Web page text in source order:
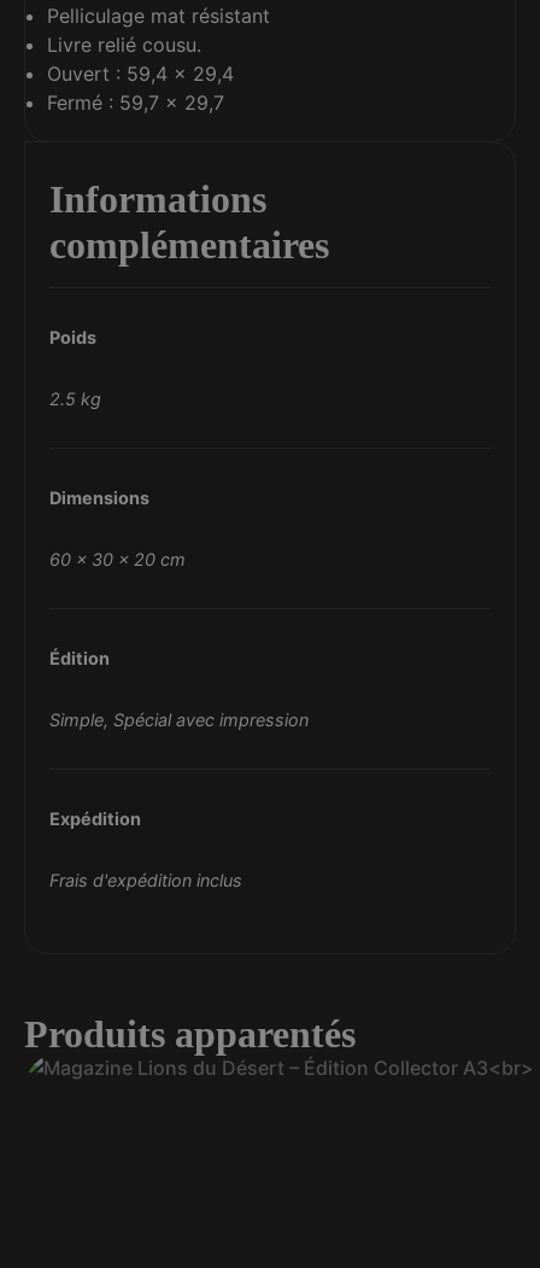
Pelliculage mat résistant
Livre relié cousu.
Ouvert : 59,4 x 29,4
Fermé : 59,7 x 29,7
Informations
complémentaires
Poids
2.5 kg
Dimensions
60 × 30 × 20 cm
Édition
Simple, Spécial avec impression
Expédition
Frais d'expédition inclus
Produits apparentés